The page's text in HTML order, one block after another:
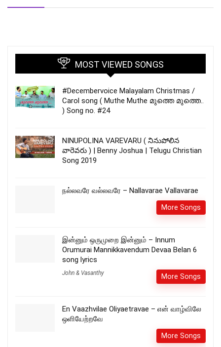
MOST VIEWED SONGS
#Decembervoice Malayalam Christmas /
Carol song ( Muthe Muthe മുത്തെ മുത്തെ..
) Song no. #24
NINUPOLINA VAREVARU ( నినుపోలిన
వారెవరు ) | Benny Joshua | Telugu Christian
Song 2019
நல்லவரே வல்லவரே – Nallavarae Vallavarae
More Songs
இன்னும் ஒருமுறை இன்னும் – Innum
Orumurai Mannikkavendum Devaa Belan 6
song lyrics
John & Vasanthy More Songs
En Vaazhvilae Oliyaetravae – என் வாழ்விலே
ஒளியேற்றவே
More Songs